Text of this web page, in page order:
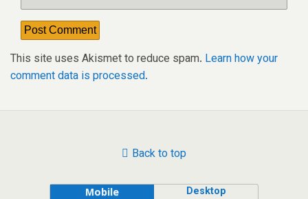
This site uses Akismet to reduce spam. Learn how your
comment data is processed.
Back to top
Mobile Desktop